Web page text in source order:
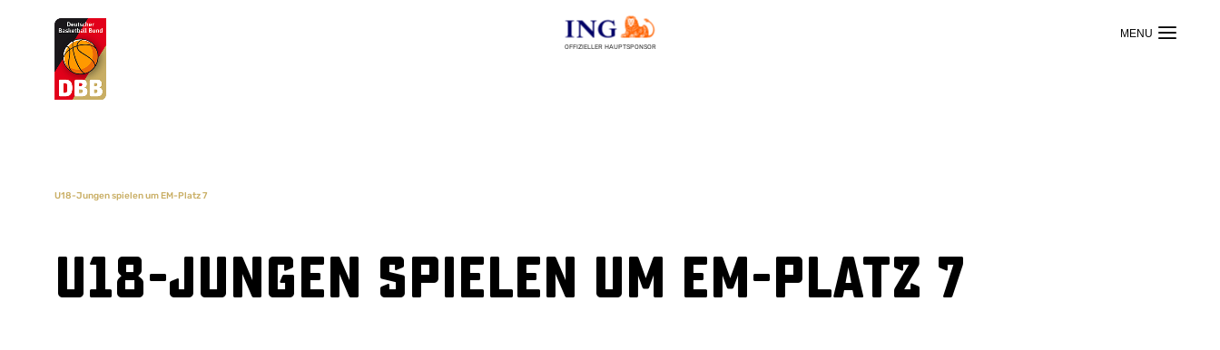
OFFIZIELLER HAUPTSPONSOR
Suchvorschläge
U18-Jungen spielen um EM-Platz 7
U18-Jungen spielen um EM-Platz 7